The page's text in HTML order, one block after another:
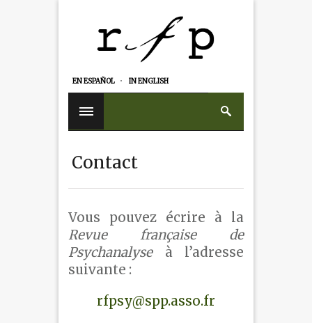
EN ESPAÑOL IN ENGLISH
Contact
Vous pouvez écrire à la
Revue française de
Psychanalyseà l’adresse
suivante :
rfpsy@spp.asso.fr